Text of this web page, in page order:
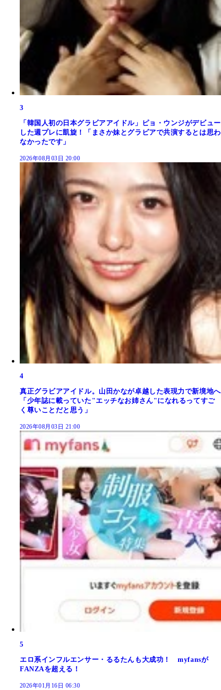
3
「韓国人初の日本グラビアアイドル」ピョ・ウンジがデビュー
した週プレに凱旋！「まさか妹とグラビアで共演するとは思わ
なかったです」
2026年08月03日 20:00
4
真正グラビアアイドル。山田かなが卓越した表現力で新境地へ
「少年誌に載っていた"エッチなお姉さん"になれるってすご
く尊いことだと思う」
2026年08月03日 21:00
5
エロ系インフルエンサー・るるたんも大成功！ myfansが
FANZAを超える！
2026年01月16日 06:30